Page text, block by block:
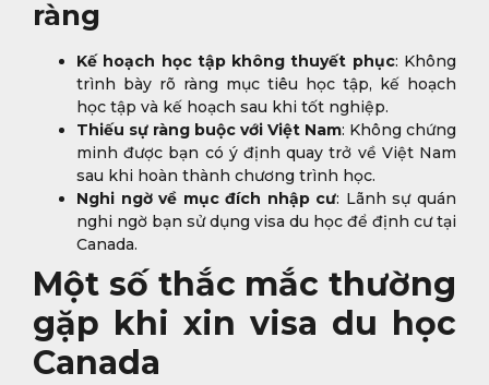
ràng
Kế hoạch học tập không thuyết phục: Không
trình bày rõ ràng mục tiêu học tập, kế hoạch
học tập và kế hoạch sau khi tốt nghiệp.
Thiếu sự ràng buộc với Việt Nam: Không chứng
minh được bạn có ý định quay trở về Việt Nam
sau khi hoàn thành chương trình học.
Nghi ngờ về mục đích nhập cư: Lãnh sự quán
nghi ngờ bạn sử dụng visa du học để định cư tại
Canada.
Một số thắc mắc thường
gặp khi xin visa du học
Canada